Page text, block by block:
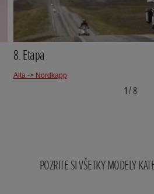
8. Etapa
Alta -> Nordkapp
1/8
POZRITE SI VŠETKY MODELY